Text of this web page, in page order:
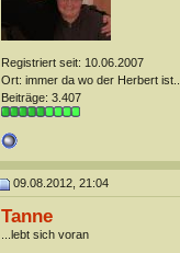
Registriert seit: 10.06.2007
Ort: immer da wo der Herbert ist...
Beiträge: 3.407
09.08.2012, 21:04
Tanne
...lebt sich voran